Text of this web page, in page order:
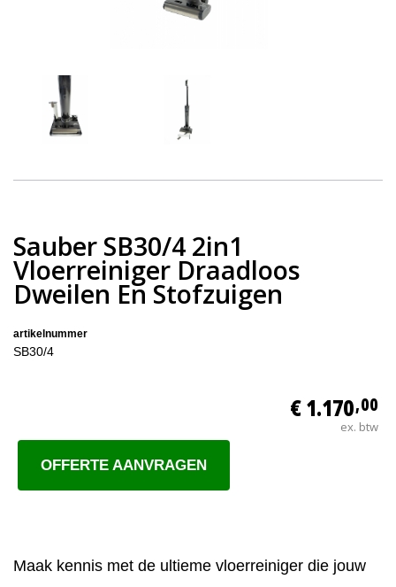
Sauber SB30/4 2in1
Vloerreiniger Draadloos
Dweilen En Stofzuigen
artikelnummer
SB30/4
€ 1.170,00
ex. btw
OFFERTE AANVRAGEN
Maak kennis met de ultieme vloerreiniger die jouw